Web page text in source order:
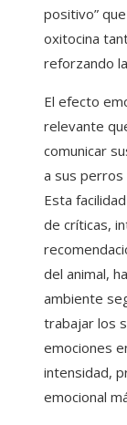
positivo”
oxitocina
reforzando
El efecto
relevante
comunicar
a sus
Esta
de críticas,
del animal,
ambiente
trabajar los
emociones
intensidad,
emocional